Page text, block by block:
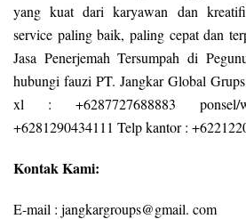
yang kuat dari karyawan dan
service paling baik, paling cepat dan
Jasa Penerjemah Tersumpah di
hubungi fauzi PT. Jangkar Global
xl : +6287727688883 ponsel/
+6281290434111 Telp kantor :
Kontak Kami:
E-mail : jangkargroups@gmail. com